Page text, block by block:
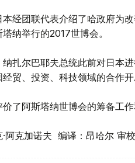
经团联代表介绍了哈政府为
纳举行的2017世博会。
扎尔巴耶夫总统此前对日本
贸、投资、科技领域的合作开
了阿斯塔纳世博会的筹备工
·阿克加诺夫 编译：昂哈尔 审校